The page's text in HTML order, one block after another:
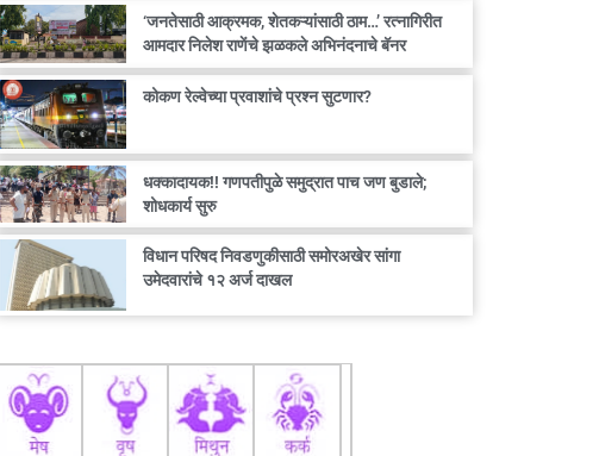
‘जनतेसाठी आक्रमक, शेतकऱ्यांसाठी ठाम…’ रत्नागिरीत
आमदार निलेश राणेंचे झळकले अभिनंदनाचे बॅनर
कोकण रेल्वेच्या प्रवाशांचे प्रश्न सुटणार?
धक्कादायक!! गणपतीपुळे समुद्रात पाच जण बुडाले;
शोधकार्य सुरु
विधान परिषद निवडणुकीसाठी समोरअखेर सांगा
उमेदवारांचे १२ अर्ज दाखल